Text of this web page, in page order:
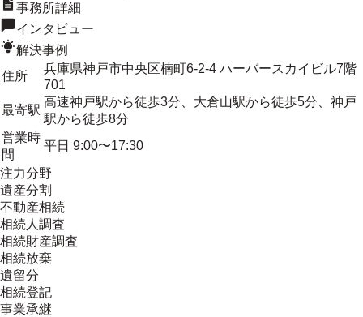
事務所詳細
インタビュー
解決事例
住所
兵庫県神戸市中央区楠町6-2-4 ハーバースカイビル7階
701
最寄駅
高速神戸駅から徒歩3分、大倉山駅から徒歩5分、神戸
駅から徒歩8分
営業時
間
平日 9:00〜17:30
注力分野
遺産分割
不動産相続
相続人調査
相続財産調査
相続放棄
遺留分
相続登記
事業承継